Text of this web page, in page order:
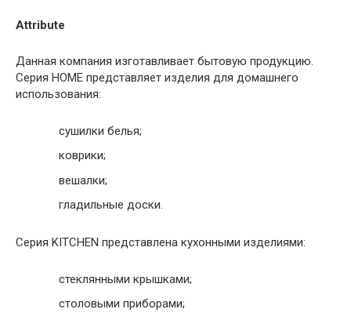
Attribute
Данная компания изготавливает бытовую продукцию.
Серия НОМЕ представляет изделия для домашнего
использования:
сушилки белья;
коврики;
вешалки;
гладильные доски.
Серия KITCHEN представлена кухонными изделиями:
стеклянными крышками;
столовыми приборами;